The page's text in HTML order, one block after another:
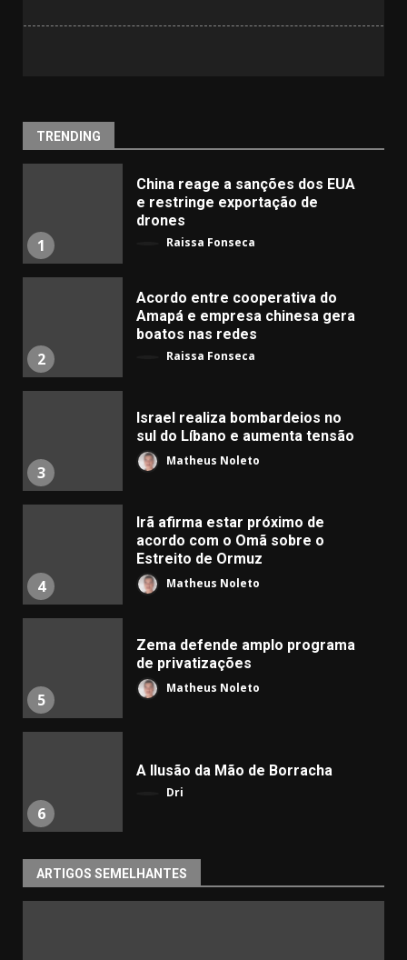
TRENDING
1
China reage a sanções dos EUA
e restringe exportação de
drones
Raissa Fonseca
2
Acordo entre cooperativa do
Amapá e empresa chinesa gera
boatos nas redes
Raissa Fonseca
3
Israel realiza bombardeios no
sul do Líbano e aumenta tensão
Matheus Noleto
4
Irã afirma estar próximo de
acordo com o Omã sobre o
Estreito de Ormuz
Matheus Noleto
5
Zema defende amplo programa
de privatizações
Matheus Noleto
6
A Ilusão da Mão de Borracha
Dri
ARTIGOS SEMELHANTES